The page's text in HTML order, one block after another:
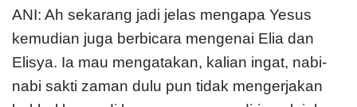
ANI: Ah sekarang jadi jelas mengapa Yesus
kemudian juga berbicara mengenai Elia dan
Elisya. Ia mau mengatakan, kalian ingat, nabi-
nabi sakti zaman dulu pun tidak mengerjakan